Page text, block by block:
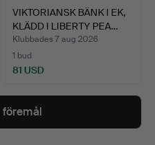
VIKTORIANSK BÄNK I EK,
KLÄDD I LIBERTY PEA…
Klubbades 7 aug 2026
1 bud
81 USD
föremål